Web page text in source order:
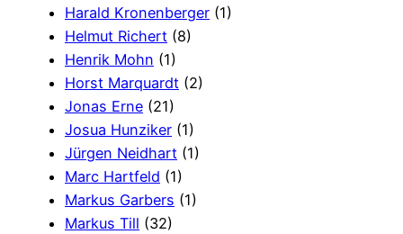
Harald Kronenberger (1)
Helmut Richert (8)
Henrik Mohn (1)
Horst Marquardt (2)
Jonas Erne (21)
Josua Hunziker (1)
Jürgen Neidhart (1)
Marc Hartfeld (1)
Markus Garbers (1)
Markus Till (32)